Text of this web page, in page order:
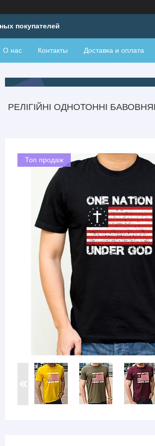
покупателей
О нас Контакты Доставка и оплата
РЕЛІГІЙНІ ОДНОТОННІ
Топ продаж